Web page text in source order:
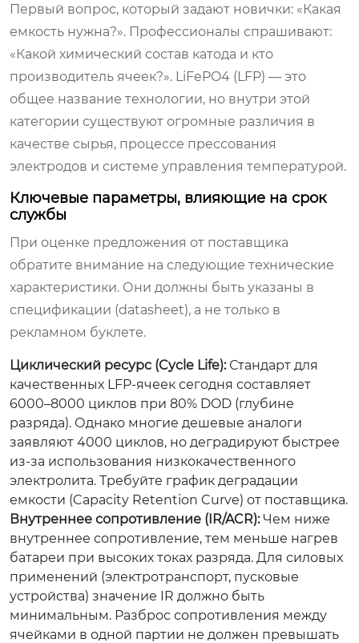
Первый вопрос, который задают новички: «Какая
емкость нужна?». Профессионалы спрашивают:
«Какой химический состав катода и кто
производитель ячеек?». LiFePO4 (LFP) — это
общее название технологии, но внутри этой
категории существуют огромные различия в
качестве сырья, процессе прессования
электродов и системе управления температурой.
Ключевые параметры, влияющие на срок
службы
При оценке предложения от поставщика
обратите внимание на следующие технические
характеристики. Они должны быть указаны в
спецификации (datasheet), а не только в
рекламном буклете.
Циклический ресурс (Cycle Life):Стандарт для
качественных LFP-ячеек сегодня составляет
6000–8000 циклов при 80% DOD (глубине
разряда). Однако многие дешевые аналоги
заявляют 4000 циклов, но деградируют быстрее
из-за использования низкокачественного
электролита. Требуйте график деградации
емкости (Capacity Retention Curve) от поставщика.
Внутреннее сопротивление (IR/ACR):Чем ниже
внутреннее сопротивление, тем меньше нагрев
батареи при высоких токах разряда. Для силовых
применений (электротранспорт, пусковые
устройства) значение IR должно быть
минимальным. Разброс сопротивления между
ячейками в одной партии не должен превышать